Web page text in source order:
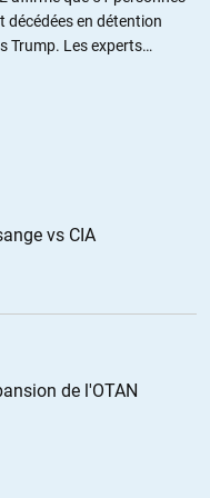
rappel alarmant. Puisse-t-
en puissants.
fait la part des
accès a cette émission
décédées en détention
Trump. Les experts
vs CIA
de l'OTAN